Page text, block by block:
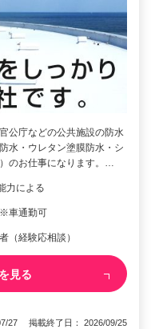
公庁などの公共施設の防水
水・ウレタン塗膜防水・シ
のお仕事になります。…
力による
車通勤可
（経験応相談）
見る
27 掲載終了日： 2026/09/25